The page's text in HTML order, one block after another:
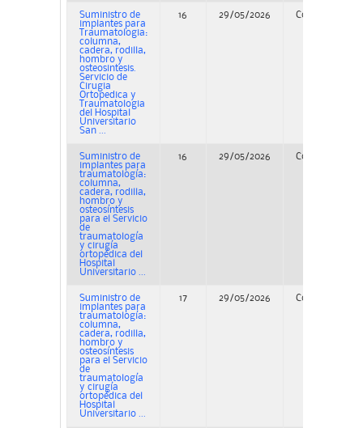
Suministro de
implantes para
Traumatologia:
columna,
cadera, rodilla,
hombro y
osteosintesis.
Servicio de
Cirugia
Ortopedica y
Traumatologia
del Hospital
Universitario
San ...
16 29/05/2026 Concurso
Suministro de
implantes para
traumatología:
columna,
cadera, rodilla,
hombro y
osteosíntesis
para el Servicio
de
traumatología
y cirugía
ortopédica del
Hospital
Universitario ...
16 29/05/2026 Concurso
Suministro de
implantes para
traumatología:
columna,
cadera, rodilla,
hombro y
osteosíntesis
para el Servicio
de
traumatología
y cirugía
ortopédica del
Hospital
Universitario ...
17 29/05/2026 Concurso